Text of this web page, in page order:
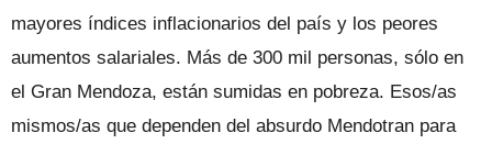
mayores índices inflacionarios del país y los peores
aumentos salariales. Más de 300 mil personas, sólo en
el Gran Mendoza, están sumidas en pobreza. Esos/as
mismos/as que dependen del absurdo Mendotran para